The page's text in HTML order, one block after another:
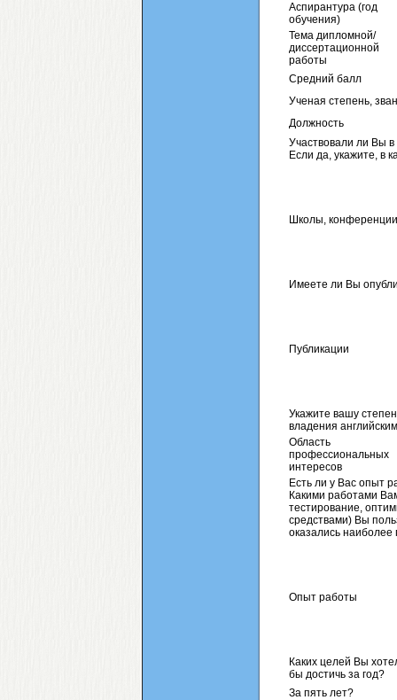
Аспирантура (год
обучения)
Тема дипломной/
диссертационной
работы
Средний балл
Ученая степень,
Должность
Участвовали ли Вы
Если да, укажите, в
Школы, конференции
Имеете ли Вы
Публикации
Укажите вашу
владения английским
Область
профессиональных
интересов
Есть ли у Вас опыт
Какими работами
тестирование,
средствами) Вы
оказались
Опыт работы
Каких целей Вы
бы достичь за год?
За пять лет?